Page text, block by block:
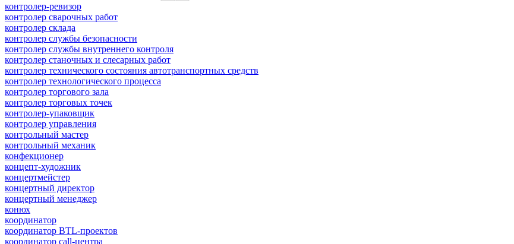
контролер-ревизор
контролер сварочных работ
контролер склада
контролер службы безопасности
контролер службы внутреннего контроля
контролер станочных и слесарных работ
контролер технического состояния автотранспортных средств
контролер технологического процесса
контролер торгового зала
контролер торговых точек
контролер-упаковщик
контролер управления
контрольный мастер
контрольный механик
конфекционер
концепт-художник
концертмейстер
концертный директор
концертный менеджер
конюх
координатор
координатор BTL-проектов
координатор call-центра